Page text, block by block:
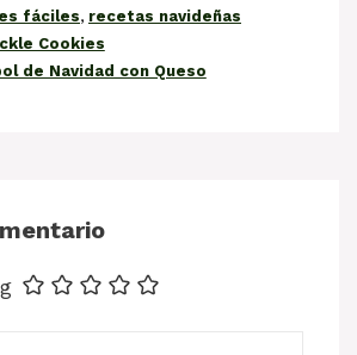
fáciles, recetas navideñas
Cookies
de Navidad con Queso